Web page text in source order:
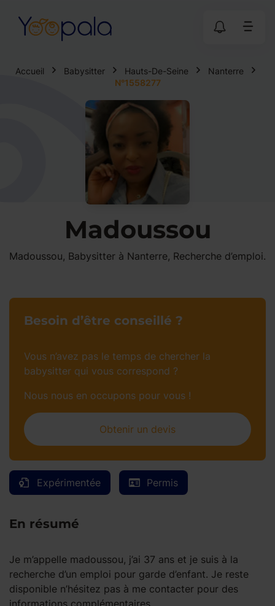
Accueil Babysitter Hauts-De-Seine
Nanterre
N°1558277
Madoussou
Madoussou, Babysitter à Nanterre, Recherche d’emploi.
Expérimentée Permis
En résumé
Je m’appelle madoussou, j’ai 37 ans et je suis à la
recherche d’un emploi pour garde d’enfant. Je reste
disponible n’hésitez pas à me contacter pour des
informations complémentaires.
Besoin d’être conseillé ?
Vous n’avez pas le temps de chercher la
babysitter qui vous correspond ?
Nous nous en occupons pour vous !
Obtenir un devis